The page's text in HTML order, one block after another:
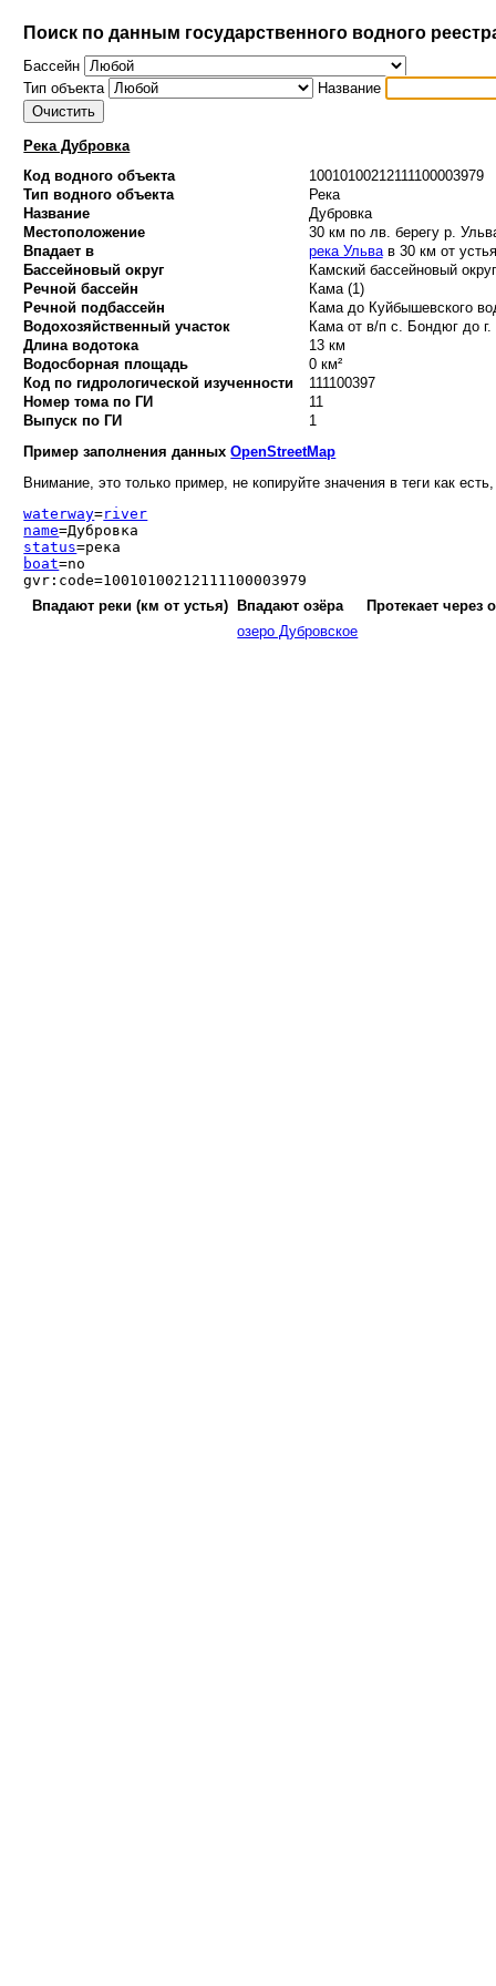
Поиск по данным государственного водного
Бассейн
Тип объекта
Название
Река Дубровка
Код водного объекта
10010100212111100003979
Тип водного объекта
Река
Название
Дубровка
Местоположение
30 км по лв. берегу р.
Впадает в
река Ульвав 30 км от устья
Бассейновый округ
Камский бассейновый
Речной бассейн
Кама (1)
Речной подбассейн
Кама до Куйбышевского
Водохозяйственный участок
Кама от в/п с. Бондюг до г.
Длина водотока
13 км
Водосборная площадь
0 км²
Код по гидрологической изученности
111100397
Номер тома по ГИ
11
Выпуск по ГИ
1
Пример заполнения данныхOpenStreetMap
Внимание, это только пример, не копируйте значения в теги как
waterway=river
name=Дубровка
status=река
boat=no
gvr:code=10010100212111100003979
Впадают реки (км от устья)
Впадают озёра
Протекает через
озеро Дубровское